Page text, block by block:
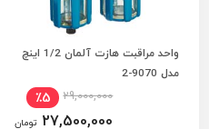
افزودن به سبد خرید
واحد مراقبت هازت آلمان 1/2 اینچ
مدل 9070-2
29,000,000 ٪5
27,500,000 تومان